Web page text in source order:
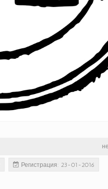
Регистрация: 23-01-2016